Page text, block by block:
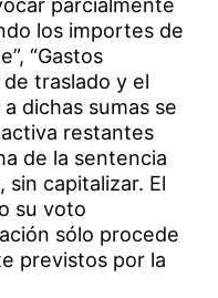
los importes de
“Gastos
traslado y el
dichas sumas se
restantes
de la sentencia
capitalizar. El
su voto
sólo procede
previstos por la